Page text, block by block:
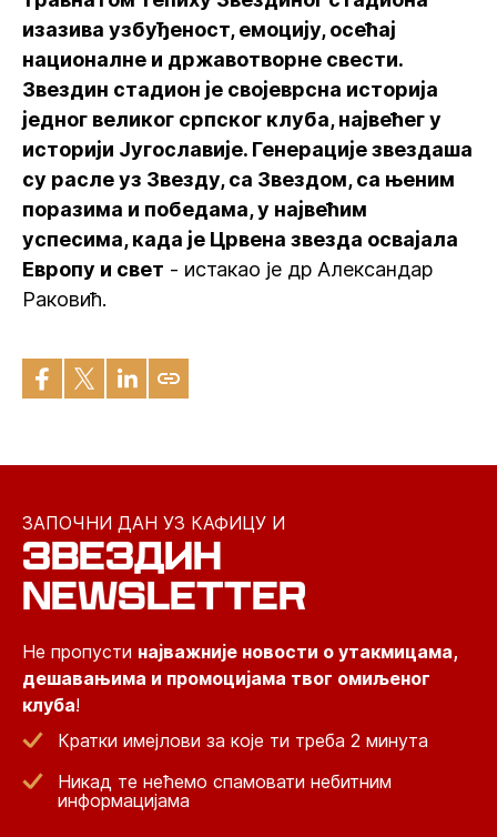
изазива узбуђеност, емоцију, осећај
националне и државотворне свести.
Звездин стадион је својеврсна историја
једног великог српског клуба, највећег у
историји Југославије. Генерације звездаша
су расле уз Звезду, са Звездом, са њеним
поразима и победама, у највећим
успесима, када је Црвена звезда освајала
Европу и свет - истакао је др Александар
Раковић.
ЗАПОЧНИ ДАН УЗ КАФИЦУ И
ЗВЕЗДИН
NEWSLETTER
Не пропусти најважније новости о утакмицама,
дешавањима и промоцијама твог омиљеног
клуба!
Кратки имејлови за које ти треба 2 минута
Никад те нећемо спамовати небитним
информацијама